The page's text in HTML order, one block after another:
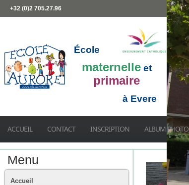
+32 (0)2 705.27.96
École
maternelle et
primaire
à Evere
ACCUEIL CONTACT INSCRIPTION ALBUM PHOTO
Menu
Accueil